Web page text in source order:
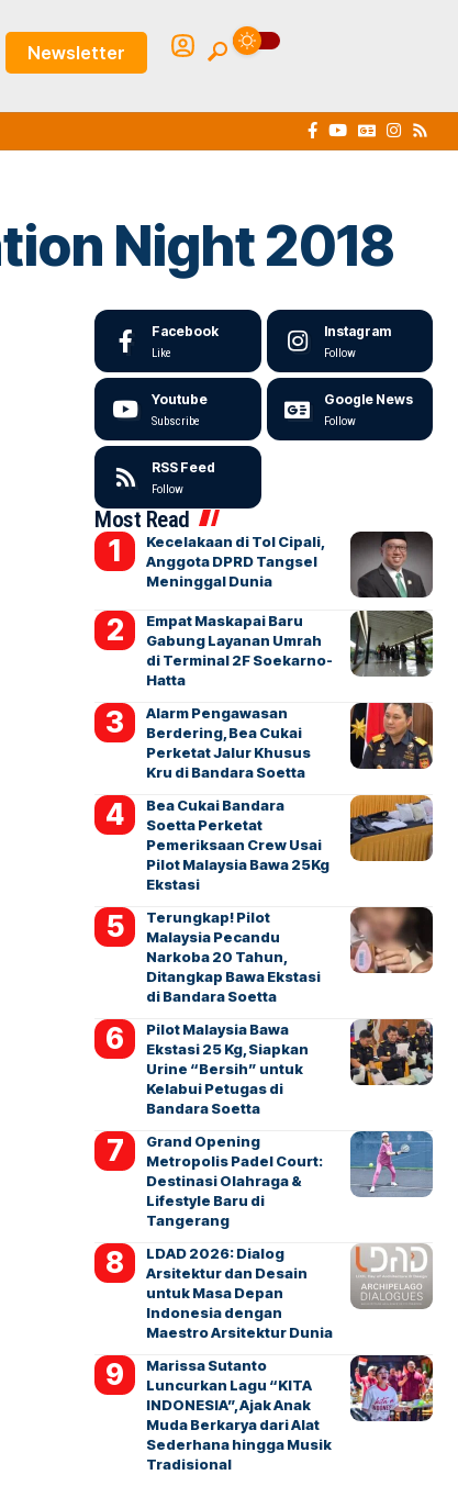
Newsletter
Night 2018
Facebook
Like
Instagram
Follow
Youtube
Subscribe
Google News
Follow
RSS Feed
Follow
Most Read
Kecelakaan di Tol Cipali,
Anggota DPRD Tangsel
Meninggal Dunia
Empat Maskapai Baru
Gabung Layanan Umrah
di Terminal 2F Soekarno-
Hatta
Alarm Pengawasan
Berdering, Bea Cukai
Perketat Jalur Khusus
Kru di Bandara Soetta
Bea Cukai Bandara
Soetta Perketat
Pemeriksaan Crew Usai
Pilot Malaysia Bawa 25Kg
Ekstasi
Terungkap! Pilot
Malaysia Pecandu
Narkoba 20 Tahun,
Ditangkap Bawa Ekstasi
di Bandara Soetta
Pilot Malaysia Bawa
Ekstasi 25 Kg, Siapkan
Urine “Bersih” untuk
Kelabui Petugas di
Bandara Soetta
Grand Opening
Metropolis Padel Court:
Destinasi Olahraga &
Lifestyle Baru di
Tangerang
LDAD 2026: Dialog
Arsitektur dan Desain
untuk Masa Depan
Indonesia dengan
Maestro Arsitektur Dunia
Marissa Sutanto
Luncurkan Lagu “KITA
INDONESIA”, Ajak Anak
Muda Berkarya dari Alat
Sederhana hingga Musik
Tradisional